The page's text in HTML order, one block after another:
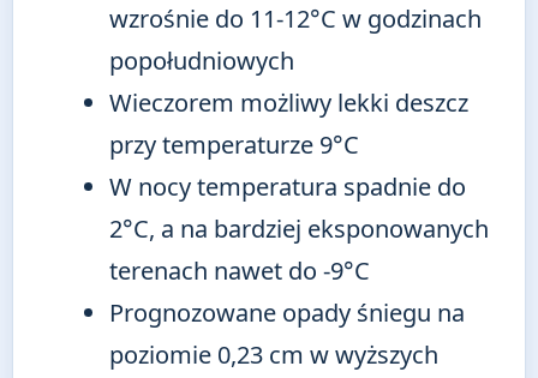
wzrośnie do 11-12°C w godzinach
popołudniowych
Wieczorem możliwy lekki deszcz
przy temperaturze 9°C
W nocy temperatura spadnie do
2°C, a na bardziej eksponowanych
terenach nawet do -9°C
Prognozowane opady śniegu na
poziomie 0,23 cm w wyższych